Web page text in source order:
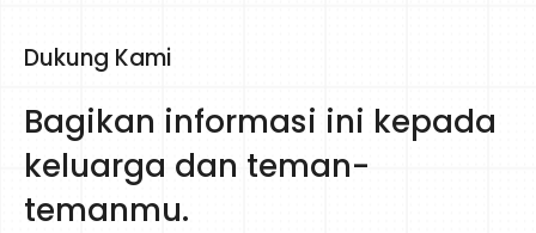
Dukung Kami
Bagikan informasi ini kepada
keluarga dan teman-
temanmu.